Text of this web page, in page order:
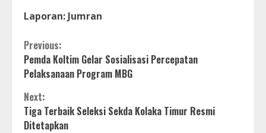
Laporan: Jumran
Continue
Reading
Previous:
Pemda Koltim Gelar Sosialisasi Percepatan
Pelaksanaan Program MBG
Next:
Tiga Terbaik Seleksi Sekda Kolaka Timur Resmi
Ditetapkan